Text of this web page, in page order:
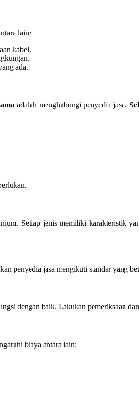
lain:
kabel.
ada.
adalah menghubungi penyedia jasa.
Setiap jenis memiliki karakteristik
penyedia jasa mengikuti standar yang
dengan baik. Lakukan pemeriksaan
biaya antara lain: